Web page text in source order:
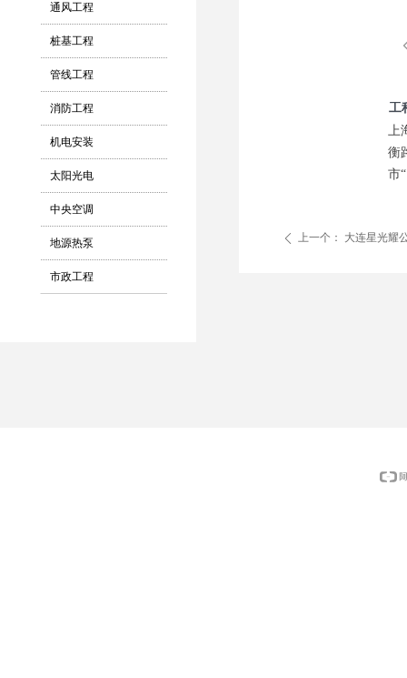
ꄴ 上一个： 大连星光耀
上
衡
市
工
通风工程
桩基工程
管线工程
消防工程
机电安装
太阳光电
中央空调
地源热泵
市政工程